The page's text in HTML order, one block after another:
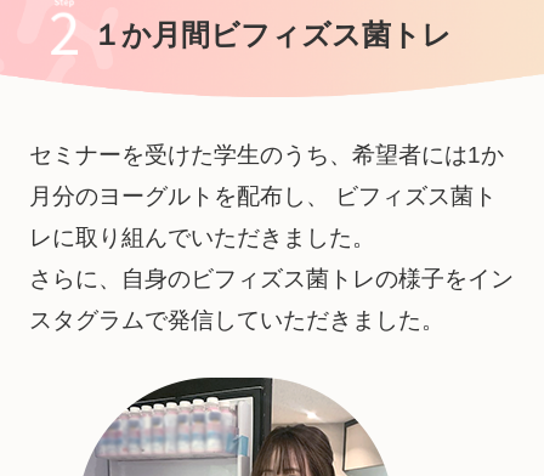
１か月間ビフィズス菌トレ
セミナーを受けた学生のうち、希望者には1か
月分のヨーグルトを配布し、
ビフィズス菌ト
レに取り組んでいただきました。
さらに、自身のビフィズス菌トレの様子をイン
スタグラムで発信していただきました。